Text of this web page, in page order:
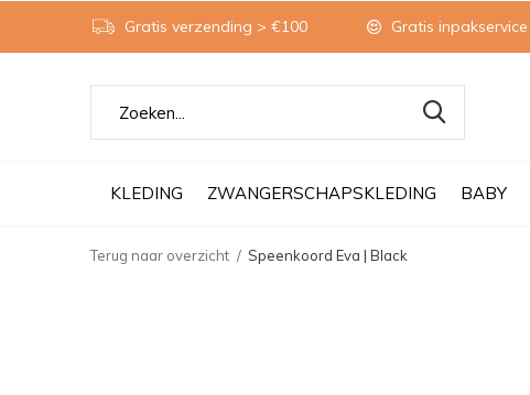
KLEDING ZWANGERSCHAPSKLEDING BABY
Gratis verzending > €100 Gratis inpakservice
Terug naar overzicht Speenkoord Eva | Black